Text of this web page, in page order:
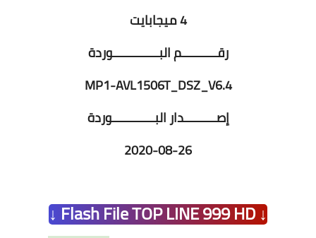
4 ميجابايت
رقــــــــــم البـــــــــــــوردة
MP1-AVL1506T_DSZ_V6.4
إصـــــــــدار البــــــــــــوردة
2020-08-26
↓ Flash File TOP LINE 999 HD ↓